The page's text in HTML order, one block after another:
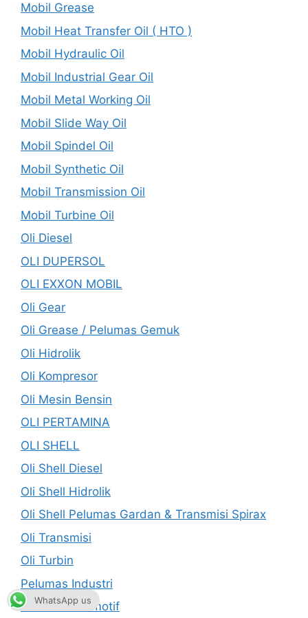
Mobil Grease
Mobil Heat Transfer Oil ( HTO )
Mobil Hydraulic Oil
Mobil Industrial Gear Oil
Mobil Metal Working Oil
Mobil Slide Way Oil
Mobil Spindel Oil
Mobil Synthetic Oil
Mobil Transmission Oil
Mobil Turbine Oil
Oli Diesel
OLI DUPERSOL
OLI EXXON MOBIL
Oli Gear
Oli Grease / Pelumas Gemuk
Oli Hidrolik
Oli Kompresor
Oli Mesin Bensin
OLI PERTAMINA
OLI SHELL
Oli Shell Diesel
Oli Shell Hidrolik
Oli Shell Pelumas Gardan & Transmisi Spirax
Oli Transmisi
Oli Turbin
Pelumas Industri
Pelumas Otomotif
WhatsApp us